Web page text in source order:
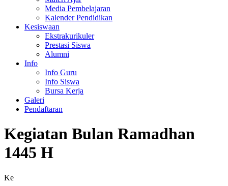
Media Pembelajaran
Kalender Pendidikan
Kesiswaan
Ekstrakurikuler
Prestasi Siswa
Alumni
Info
Info Guru
Info Siswa
Bursa Kerja
Galeri
Pendaftaran
Kegiatan Bulan Ramadhan
1445 H
Ke